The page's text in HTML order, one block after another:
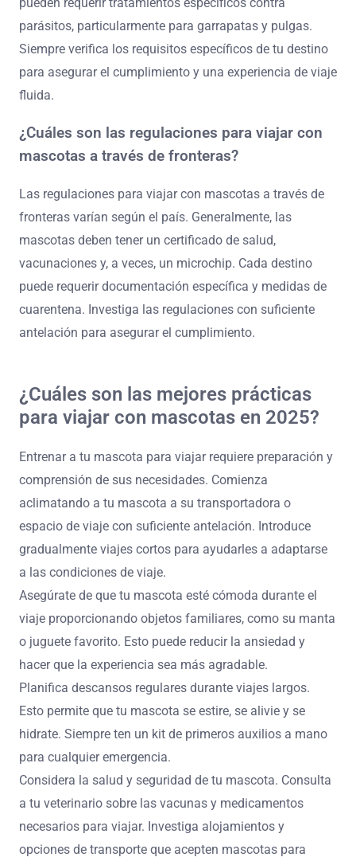
necesarias para el viaje de mascotas?
Las certificaciones de salud necesarias para el viaje de
mascotas a menudo incluyen registros de vacunación,
certificados de salud y documentación de tratamiento
mascota cumpla con las regulaciones de viaje y
Los registros de vacunación deben mostrar
generalmente que las vacunas están al día,
especialmente para la rabia. Los certificados de salud,
emitidos por un veterinario autorizado, confirman que tu
mascota está en condiciones de viajar. Algunos destinos
pueden requerir tratamientos específicos contra
parásitos, particularmente para garrapatas y pulgas.
fluida.
mascotas a través de fronteras?
Las regulaciones para viajar con mascotas a través de
fronteras varían según el país. Generalmente, las
mascotas deben tener un certificado de salud,
vacunaciones y, a veces, un microchip. Cada destino
puede requerir documentación específica y medidas de
cuarentena. Investiga las regulaciones con suficiente
antelación para asegurar el cumplimiento.
¿Cuáles son las mejores prácticas